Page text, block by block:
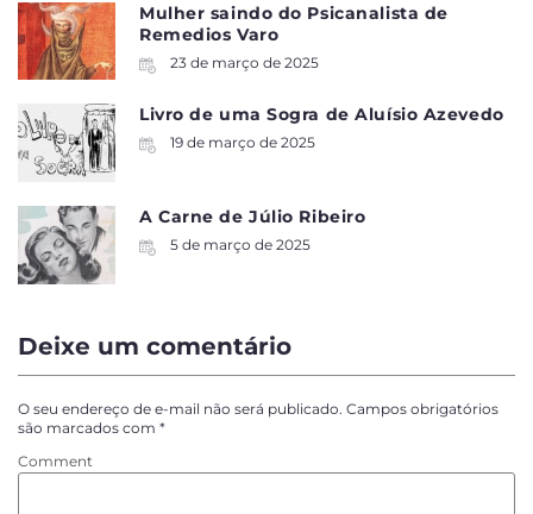
Mulher saindo do Psicanalista de
Remedios Varo
23 de março de 2025
Livro de uma Sogra de Aluísio Azevedo
19 de março de 2025
A Carne de Júlio Ribeiro
5 de março de 2025
Deixe um comentário
O seu endereço de e-mail não será publicado. Campos obrigatórios
são marcados com *
Comment